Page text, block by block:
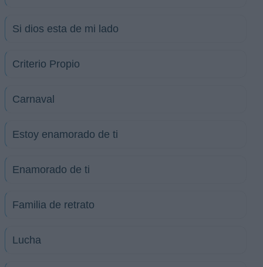
Si dios esta de mi lado
Criterio Propio
Carnaval
Estoy enamorado de ti
Enamorado de ti
Familia de retrato
Lucha